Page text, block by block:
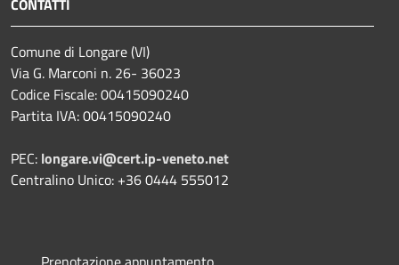
CONTATTI
Comune di Longare (VI)
Via G. Marconi n. 26- 36023
Codice Fiscale: 00415090240
Partita IVA: 00415090240
PEC: longare.vi@cert.ip-veneto.net
Centralino Unico: +36 0444 555012